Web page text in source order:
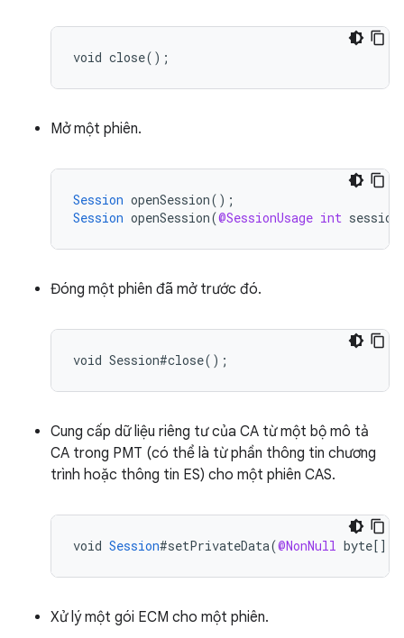
Mở một phiên.
Session openSession();
Session openSession(@SessionUsage int
Đóng một phiên đã mở trước đó.
Cung cấp dữ liệu riêng tư của CA từ một bộ mô tả
CA trong PMT (có thể là từ phần thông tin chương
trình hoặc thông tin ES) cho một phiên CAS.
void Session#setPrivateData(@NonNull byte[]
Xử lý một gói ECM cho một phiên.